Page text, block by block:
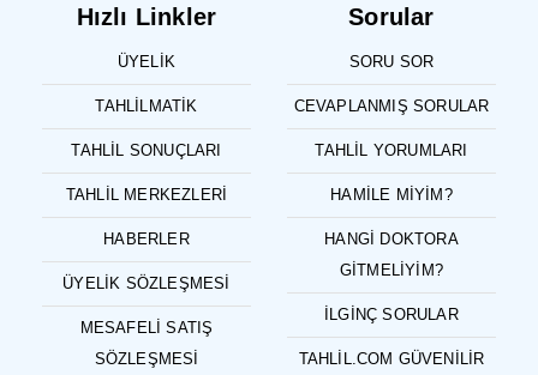
Hızlı Linkler
ÜYELIK
TAHLILMATIK
TAHLIL SONUÇLARI
TAHLIL MERKEZLERI
HABERLER
ÜYELIK SÖZLEŞMESI
MESAFELI SATIŞ
SÖZLEŞMESI
Sorular
SORU SOR
CEVAPLANMIŞ SORULAR
TAHLIL YORUMLARI
HAMILE MIYIM?
HANGI DOKTORA
GITMELIYIM?
İLGINÇ SORULAR
TAHLIL.COM GÜVENILIR